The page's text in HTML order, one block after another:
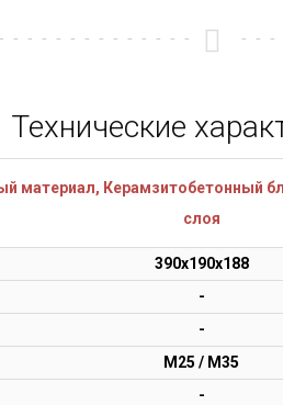
Технические
материал, Керамзитобетонный
слоя
390х190х188
-
-
М25 / М35
-